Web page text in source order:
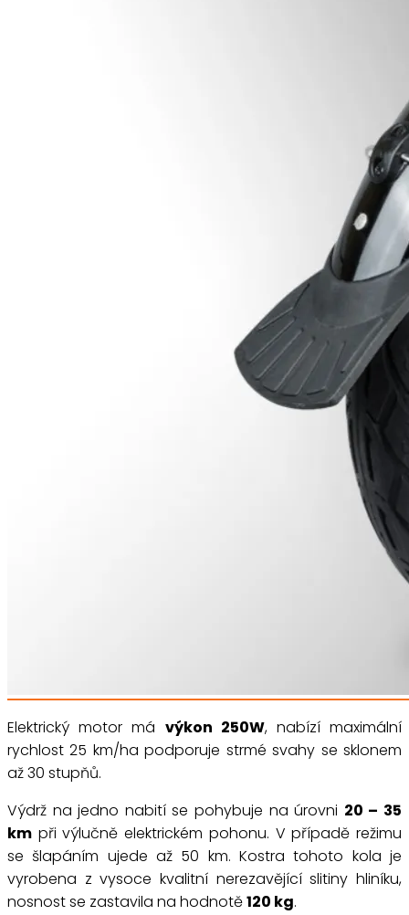
Elektrický motor má výkon 250W, nabízí maximální
rychlost 25 km/ha podporuje strmé svahy se sklonem
až 30 stupňů.
Výdrž na jedno nabití se pohybuje na úrovni 20 – 35
km při výlučně elektrickém pohonu. V případě režimu
se šlapáním ujede až 50 km. Kostra tohoto kola je
vyrobena z vysoce kvalitní nerezavějící slitiny hliníku,
nosnost se zastavila na hodnotě120 kg.